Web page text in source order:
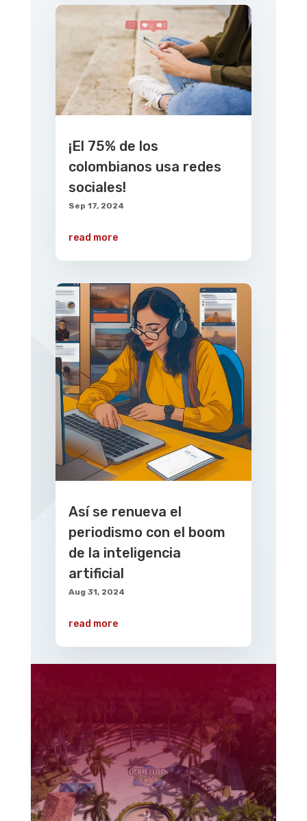
¡El 75% de los
colombianos usa redes
sociales!
Sep 17, 2024
read more
Así se renueva el
periodismo con el boom
de la inteligencia
artificial
Aug 31, 2024
read more